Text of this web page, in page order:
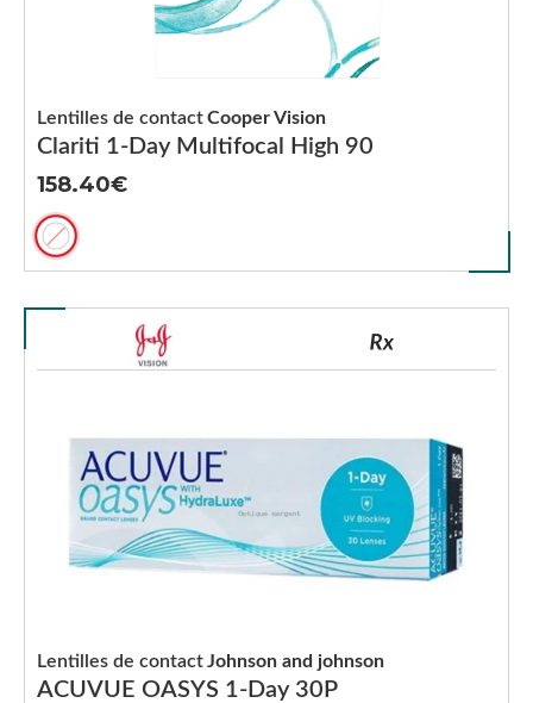
Clariti 1-Day Multifocal High 90
Lentilles de contactCooper Vision
158.40
ACUVUE OASYS 1-Day 30P
Lentilles de contactJohnson and johnson